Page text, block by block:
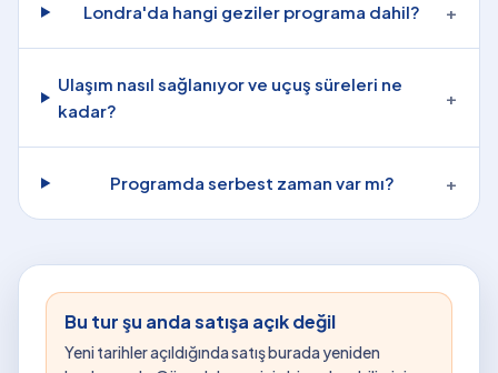
Londra'da hangi geziler programa dahil? +
Ulaşım nasıl sağlanıyor ve uçuş süreleri ne
kadar?
+
Programda serbest zaman var mı? +
Bu tur şu anda satışa açık değil
Yeni tarihler açıldığında satış burada yeniden